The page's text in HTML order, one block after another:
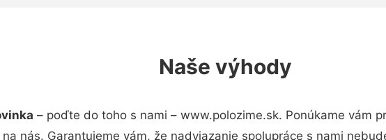
Naše výhody
– poďte do toho s nami – www.polozime.sk. Ponúkame vám
na nás. Garantujeme vám, že nadviazanie spolupráce s nami